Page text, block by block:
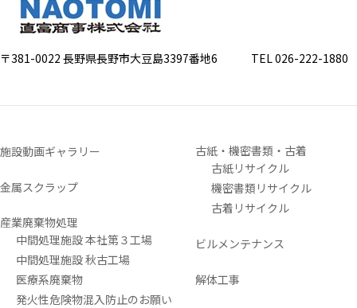
〒381-0022 長野県長野市大豆島3397番地6 TEL 026-222-1880
施設動画ギャラリー
金属スクラップ
産業廃棄物処理
中間処理施設 本社第３工場
中間処理施設 秋古工場
医療系廃棄物
発火性危険物混入防止のお願い
古紙・機密書類・古着
古紙リサイクル
機密書類リサイクル
古着リサイクル
ビルメンテナンス
解体工事